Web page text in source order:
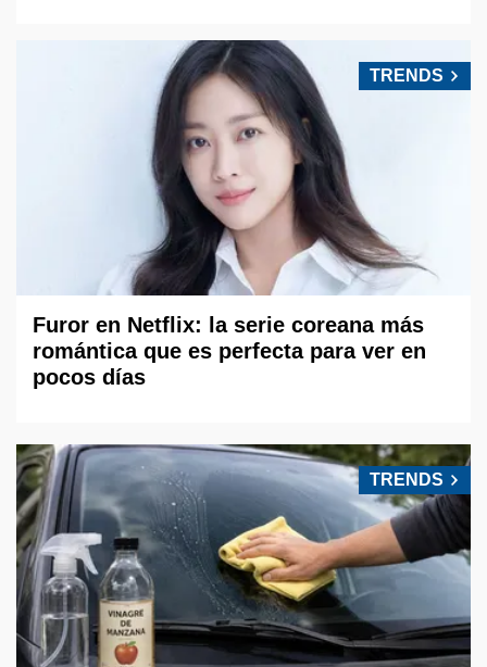
TRENDS
Furor en Netflix: la serie coreana más
romántica que es perfecta para ver en
pocos días
TRENDS